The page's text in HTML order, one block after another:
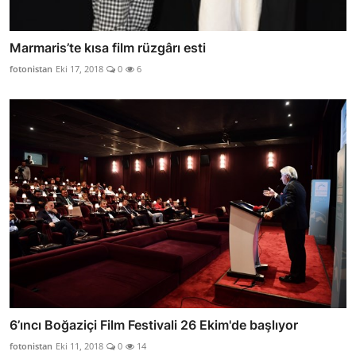
Marmaris’te kısa film rüzgârı esti
fotonistan Eki 17, 2018 0 6
6’ıncı Boğaziçi Film Festivali 26 Ekim'de başlıyor
fotonistan Eki 11, 2018 0 14